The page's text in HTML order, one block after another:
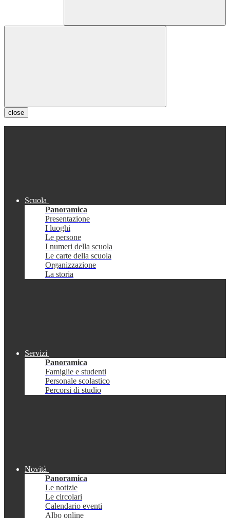
close
Scuola
Panoramica
Presentazione
I luoghi
Le persone
I numeri della scuola
Le carte della scuola
Organizzazione
La storia
Servizi
Panoramica
Famiglie e studenti
Personale scolastico
Percorsi di studio
Novità
Panoramica
Le notizie
Le circolari
Calendario eventi
Albo online